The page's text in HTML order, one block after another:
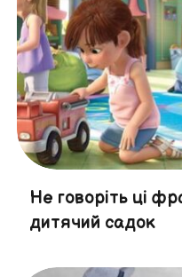
Не говоріть ці
дитячий садок